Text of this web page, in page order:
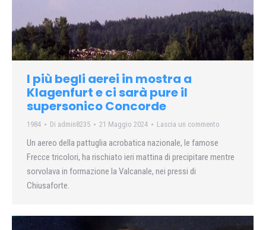
I più begli aerei in mostra a
Klagenfurt e ci sarà pure il
supersonico Concorde
1984 Di admin8235 21 Maggio 2024 Lascia un commento
Un aereo della pattuglia acrobatica nazionale, le famose
Frecce tricolori, ha rischiato ieri mattina di precipitare mentre
sorvolava in formazione la Valcanale, nei pressi di
Chiusaforte.